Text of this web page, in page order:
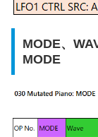
MODE、
MODE